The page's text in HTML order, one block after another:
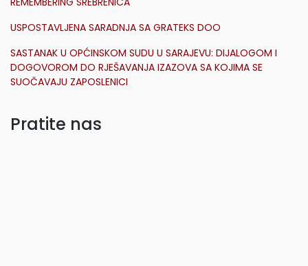
USPOSTAVLJENA SARADNJA SA GRATEKS DOO
SASTANAK U OPĆINSKOM SUDU U SARAJEVU: DIJALOGOM I
DOGOVOROM DO RJEŠAVANJA IZAZOVA SA KOJIMA SE
SUOČAVAJU ZAPOSLENICI
Pratite nas